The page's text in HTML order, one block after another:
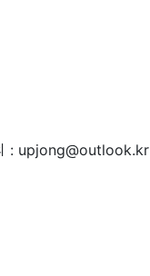
: upjong@outlook.kr